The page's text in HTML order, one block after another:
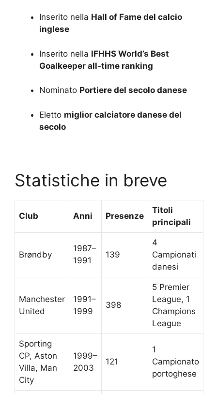
Inserito nella Hall of Fame del calcio
inglese
Inserito nella IFHHS World’s Best
Goalkeeper all-time ranking
Nominato Portiere del secolo danese
Eletto miglior calciatore danese del
secolo
Statistiche in breve
Club Anni Presenze
Titoli
principali
Brøndby
1987–
1991
139
4
Campionati
danesi
Manchester
United
1991–
1999
398
5 Premier
League, 1
Champions
League
Sporting
CP, Aston
Villa, Man
City
1999–
2003
121
1
Campionato
portoghese